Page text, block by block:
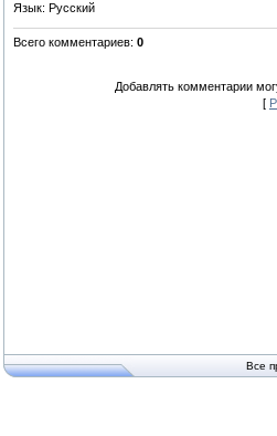
Язык: Русский
Всего комментариев: 0
Добавлять комментарии
[
Все